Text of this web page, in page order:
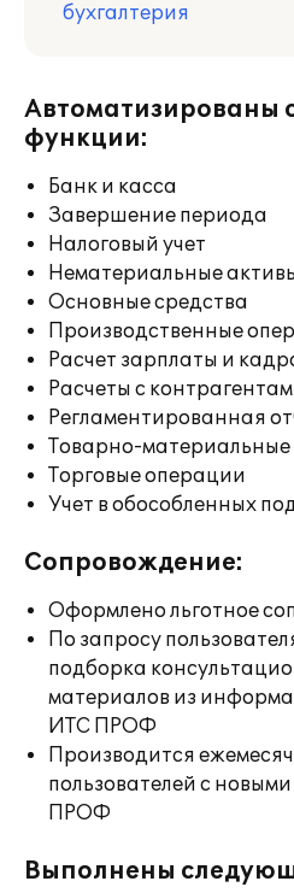
бухгалтерия
Автоматизированы
функции:
Банк и касса
Завершение периода
Налоговый учет
Нематериальные
Основные средства
Производственные
Расчет зарплаты и
Расчеты с
Регламентированная
Товарно-материальные
Торговые операции
Учет в обособленных
Сопровождение:
Оформлено льготное
По запросу
подборка
материалов из
ИТС ПРОФ
Производится
пользователей с
ПРОФ
Выполнены